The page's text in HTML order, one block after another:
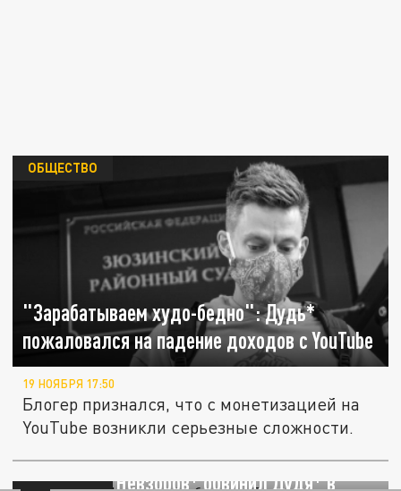
"Зарабатываем худо-бедно": Дудь*
пожаловался на падение доходов с YouTube
ОБЩЕСТВО
19 НОЯБРЯ 17:50
Блогер признался, что с монетизацией на
YouTube возникли серьезные сложности.
Журналист Невзоров* обвинил Дудя* в